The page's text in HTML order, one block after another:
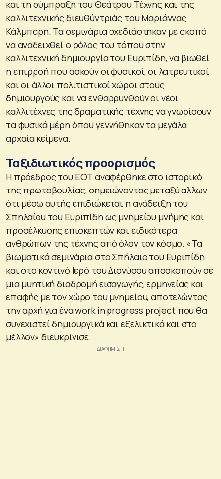
και τη σύμπραξη του Θεάτρου Τέχνης και της
καλλιτεχνικής διευθύντριάς του Μαριάννας
Κάλμπαρη. Τα σεμινάρια σχεδιάστηκαν με σκοπό
να αναδειχθεί ο ρόλος του τόπου στην
καλλιτεχνική δημιουργία του Ευριπίδη, να βιωθεί
η επιρροή που ασκούν οι φυσικοί, οι λατρευτικοί
και οι άλλοι πολιτιστικοί χώροι στους
δημιουργούς και να ενθαρρυνθούν οι νέοι
καλλιτέχνες της δραματικής τέχνης να γνωρίσουν
τα φυσικά μέρη όπου γεννήθηκαν τα μεγάλα
αρχαία κείμενα.
Ταξιδιωτικός προορισμός
Η πρόεδρος του ΕΟΤ αναφέρθηκε στο ιστορικό
της πρωτοβουλίας, σημειώνοντας μεταξύ άλλων
ότι μέσω αυτής επιδιώκεται η ανάδειξη του
Σπηλαίου του Ευριπίδη ως μνημείου μνήμης και
προσέλκυσης επισκεπτών και ειδικότερα
ανθρώπων της τέχνης από όλον τον κόσμο. «Τα
βιωματικά σεμινάρια στο Σπήλαιο του Ευριπίδη
και στο κοντινό Ιερό του Διονύσου αποσκοπούν σε
μια μυητική διαδρομή εισαγωγής, ερμηνείας και
επαφής με τον χώρο του μνημείου, αποτελώντας
την αρχή για ένα work in progress project που θα
συνεχιστεί δημιουργικά και εξελικτικά και στο
μέλλον» διευκρίνισε.